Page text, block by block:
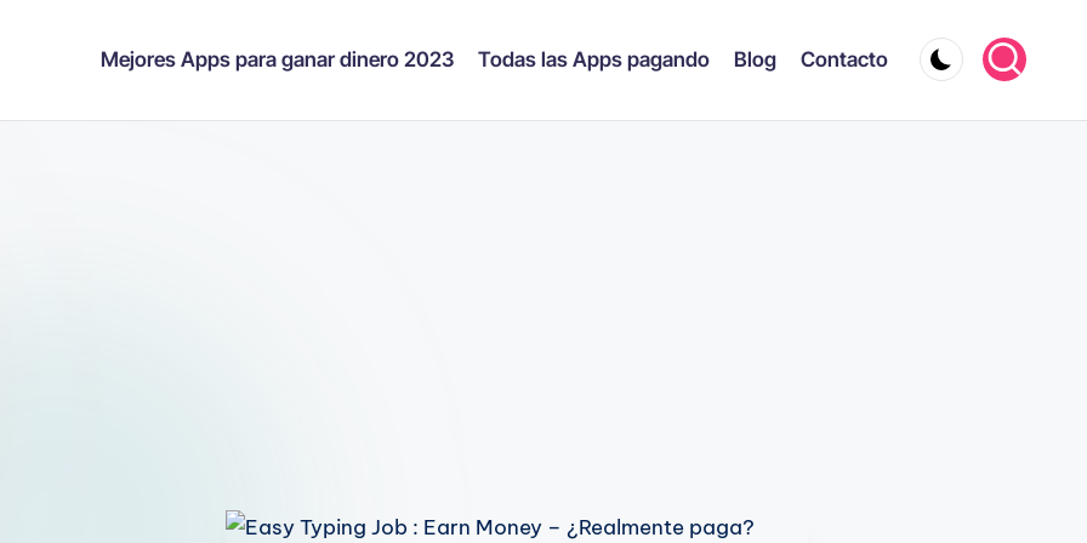
Mejores Apps para ganar dinero 2023 Todas las Apps pagando Blog Contacto